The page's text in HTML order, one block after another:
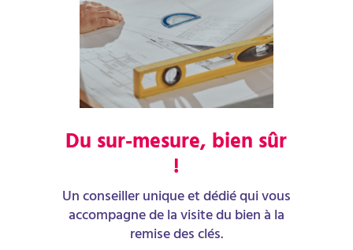
Du sur-mesure, bien sûr
!
Un conseiller unique et dédié qui vous
accompagne de la visite du bien à la
remise des clés.